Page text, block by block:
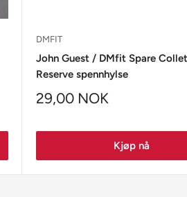
DMFIT
John Guest / DMfit Spare
Reserve spennhylse
29,00 NOK
Kjøp nå